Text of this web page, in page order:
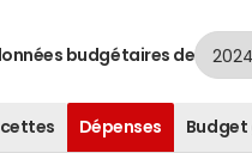
budgétaires de
Dépenses Budget